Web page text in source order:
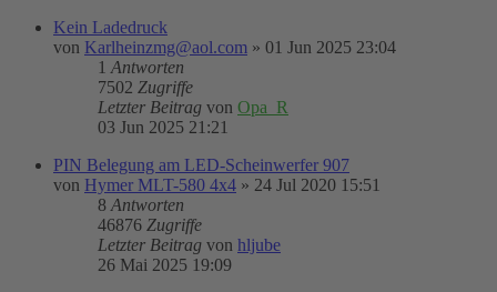
Kein Ladedruck
von Karlheinzmg@aol.com » 01 Jun 2025 23:04
1 Antworten
7502 Zugriffe
Letzter Beitrag von Opa_R
03 Jun 2025 21:21
PIN Belegung am LED-Scheinwerfer 907
von Hymer MLT-580 4x4 » 24 Jul 2020 15:51
8 Antworten
46876 Zugriffe
Letzter Beitrag von hljube
26 Mai 2025 19:09